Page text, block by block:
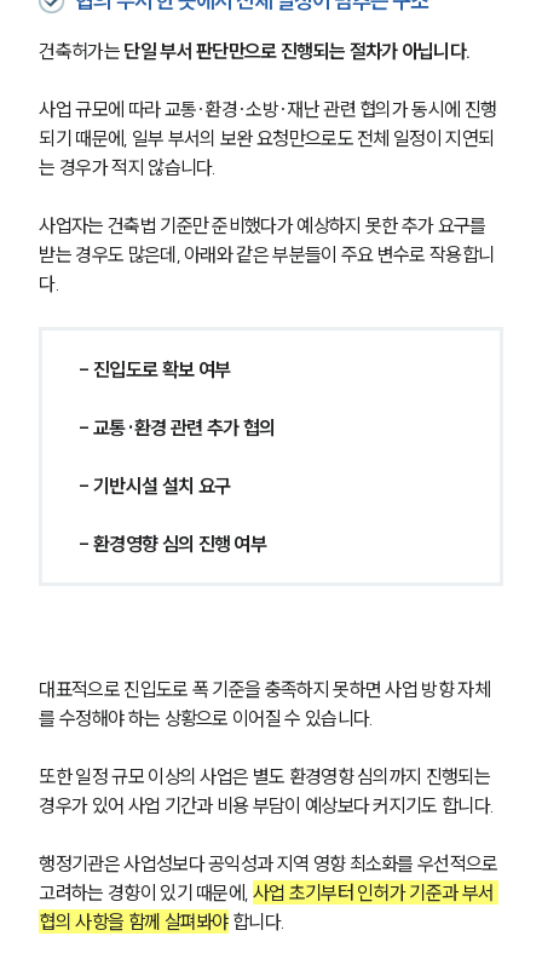
건축허가는 단일 부서 판단만으로 진행되는 절차가 아닙니다.
사업 규모에 따라 교통·환경·소방·재난 관련 협의가 동시에 진행
되기 때문에, 일부 부서의 보완 요청만으로도 전체 일정이 지연되
는 경우가 적지 않습니다.
사업자는 건축법 기준만 준비했다가 예상하지 못한 추가 요구를
받는 경우도 많은데, 아래와 같은 부분들이 주요 변수로 작용합니
다.
- 진입도로 확보 여부
- 교통·환경 관련 추가 협의
- 기반시설 설치 요구
- 환경영향 심의 진행 여부
대표적으로 진입도로 폭 기준을 충족하지 못하면 사업 방향 자체
를 수정해야 하는 상황으로 이어질 수 있습니다.
또한 일정 규모 이상의 사업은 별도 환경영향 심의까지 진행되는
경우가 있어 사업 기간과 비용 부담이 예상보다 커지기도 합니다.
행정기관은 사업성보다 공익성과 지역 영향 최소화를 우선적으로
고려하는 경향이 있기 때문에, 사업 초기부터 인허가 기준과 부서
협의 사항을 함께 살펴봐야 합니다.